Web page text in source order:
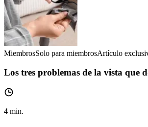
MiembrosSolo para miembrosArtículo
Los tres problemas de la vista que
4 min.